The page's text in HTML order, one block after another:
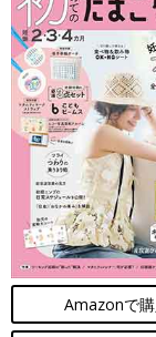
Amazonで